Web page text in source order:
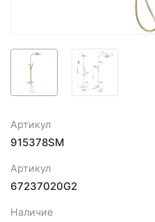
Артикул
915378SM
Артикул
67237020G2
Наличие